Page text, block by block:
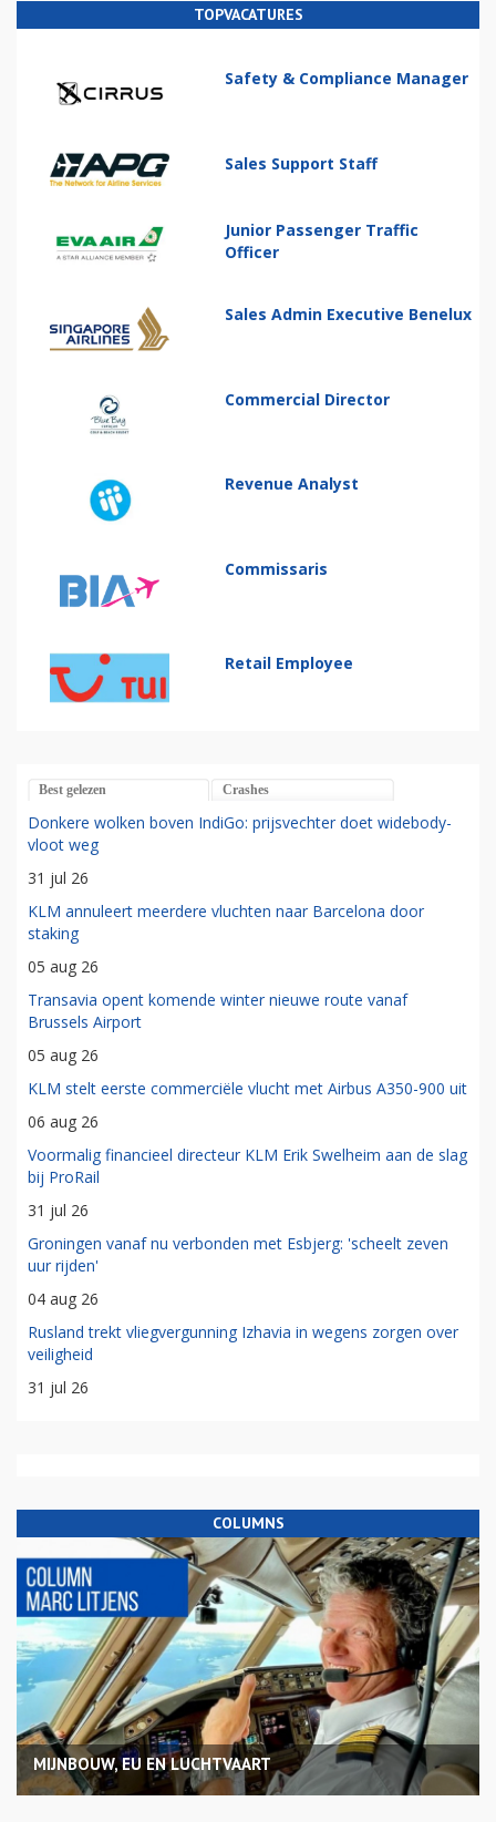
TOPVACATURES
Safety & Compliance Manager
Sales Support Staff
Junior Passenger Traffic
Officer
Sales Admin Executive Benelux
Commercial Director
Revenue Analyst
Commissaris
Retail Employee
Best gelezen Crashes
Donkere wolken boven IndiGo: prijsvechter doet widebody-
vloot weg
31 jul 26
KLM annuleert meerdere vluchten naar Barcelona door
staking
05 aug 26
Transavia opent komende winter nieuwe route vanaf
Brussels Airport
05 aug 26
KLM stelt eerste commerciële vlucht met Airbus A350-900 uit
06 aug 26
Voormalig financieel directeur KLM Erik Swelheim aan de slag
bij ProRail
31 jul 26
Groningen vanaf nu verbonden met Esbjerg: 'scheelt zeven
uur rijden'
04 aug 26
Rusland trekt vliegvergunning Izhavia in wegens zorgen over
veiligheid
31 jul 26
COLUMNS
MIJNBOUW, EU EN LUCHTVAART